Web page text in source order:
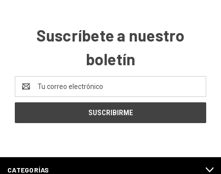
Suscríbete a nuestro
boletín
Dirección
de
correo
CATEGORÍAS